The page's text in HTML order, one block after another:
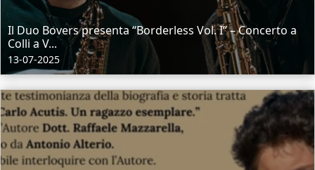
Il Duo Bovers presenta “Borderless Vol. I” – Concerto a
Colli a V...
13-07-2025